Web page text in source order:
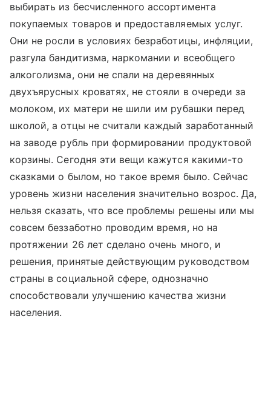
выбирать из бесчисленного ассортимента
покупаемых товаров и предоставляемых услуг.
Они не росли в условиях безработицы, инфляции,
разгула бандитизма, наркомании и всеобщего
алкоголизма, они не спали на деревянных
двухъярусных кроватях, не стояли в очереди за
молоком, их матери не шили им рубашки перед
школой, а отцы не считали каждый заработанный
на заводе рубль при формировании продуктовой
корзины. Сегодня эти вещи кажутся какими-то
сказками о былом, но такое время было. Сейчас
уровень жизни населения значительно возрос. Да,
нельзя сказать, что все проблемы решены или мы
совсем беззаботно проводим время, но на
протяжении 26 лет сделано очень много, и
решения, принятые действующим руководством
страны в социальной сфере, однозначно
способствовали улучшению качества жизни
населения.